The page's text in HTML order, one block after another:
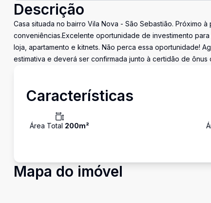
Descrição
Casa situada no bairro Vila Nova - São Sebastião. Próximo
conveniências.Excelente oportunidade de investimento
loja, apartamento e kitnets. Não perca essa oportunidade!
estimativa e deverá ser confirmada junto à certidão de
Características
Área Total 200m²
Mapa do imóvel